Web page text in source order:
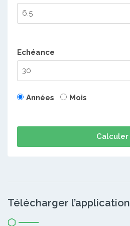
Echéance
Années Mois
Calculer
Télécharger l’application